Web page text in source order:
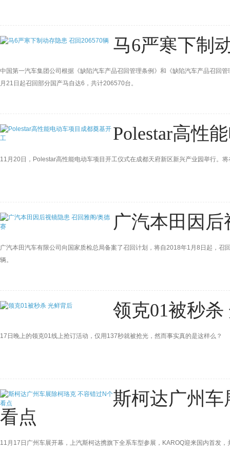
马6严寒下制
中国第一汽车集团公司根据《缺陷汽车产品召回管理条例》和《缺陷汽车产品召回
月21日起召回部分国产马自达6，共计206570台。
Polestar高性
11月20日，Polestar高性能电动车项目开工仪式在成都天府新区新兴产业园举行。
广汽本田因
广汽本田汽车有限公司向国家质检总局备案了召回计划，将自2018年1月8日起，
辆。
领克01被秒
17日晚上的领克01线上抢订活动，仅用137秒就被抢光，然而事实真的是这样么？
斯柯达广州
看点
11月17日广州车展开幕，上汽斯柯达携旗下全系车型参展，KAROQ迎来国内首发